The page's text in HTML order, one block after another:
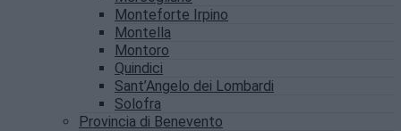
Monteforte Irpino
Montella
Montoro
Quindici
Sant’Angelo dei Lombardi
Solofra
Provincia di Benevento